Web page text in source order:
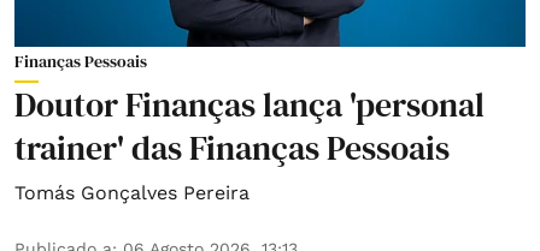
Finanças Pessoais
Doutor Finanças lança 'personal
trainer' das Finanças Pessoais
Tomás Gonçalves Pereira